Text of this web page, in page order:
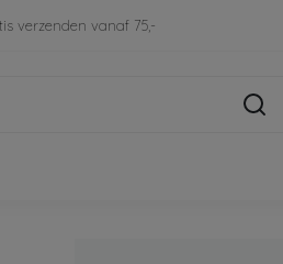
verzenden vanaf 75,-